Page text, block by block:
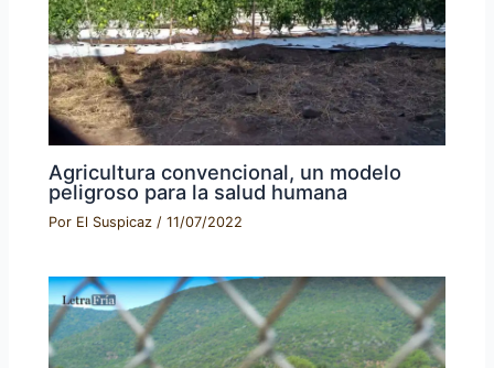
Agricultura convencional, un modelo
peligroso para la salud humana
Por El Suspicaz /11/07/2022